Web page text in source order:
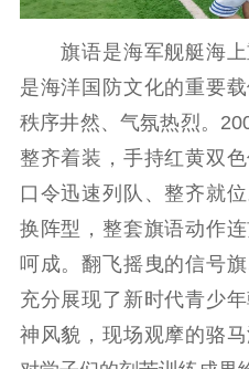
记者之家
文
精品生产 文
文化交流
体
紫金文化艺术节
品
精
文明创建 文
先
旗语是海军舰艇海上
是海洋国防文化的重要
秩序井然、气氛热烈。
整齐着装，手持红黄双
口令迅速列队、整齐就
换阵型，整套旗语动作
呵成。翻飞摇曳的信号
充分展现了新时代青少
神风貌，现场观摩的骆